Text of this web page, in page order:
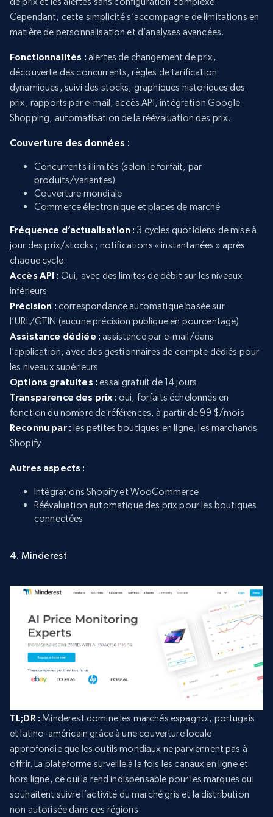
Cependant, cette simplicité s’accompagne de limitations en
matière de personnalisation et d’analyses avancées.
Fonctionnalités : alertes de changement de prix,
découverte des concurrents, règles de tarification
dynamiques, suivi des stocks, graphiques historiques des
prix, rapports par e-mail, accès API, intégration Google
Shopping, automatisation de la réévaluation des prix.
Couverture des données :
Concurrents illimités (selon le forfait, par
produits/variantes)
Couverture mondiale
Commerce électronique et places de marché
Fréquence d’actualisation : 3 cycles quotidiens de mise à
jour des prix/stocks ; notifications « instantanées » après
chaque cycle.
Accès API : Oui, avec des limites de débit sur les niveaux
inférieurs
Précision : correspondance automatique basée sur
l’URL/GTIN (aucune précision publique en pourcentage)
Assistance dédiée : assistance par e-mail/dans
l’application, avec des gestionnaires de compte dédiés pour
les niveaux supérieurs
Options gratuites : essai gratuit de 14 jours
Transparence des prix : oui, forfaits échelonnés en
fonction du nombre de références, à partir de 99 $/mois
Reconnu par : les petites boutiques en ligne, les marchands
Shopify
Autres aspects :
Intégrations Shopify et WooCommerce
Réévaluation automatique des prix pour les boutiques
connectées
4. Minderest
TL;DR : Minderest domine les marchés espagnol, portugais
et latino-américain grâce à une couverture locale
approfondie que les outils mondiaux ne parviennent pas à
offrir. La plateforme surveille à la fois les canaux en ligne et
hors ligne, ce qui la rend indispensable pour les marques qui
souhaitent suivre l’activité du marché gris et la distribution
non autorisée dans ces régions.